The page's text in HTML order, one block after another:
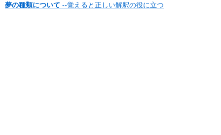
夢の種類について --覚えると正しい解釈の役に立つ